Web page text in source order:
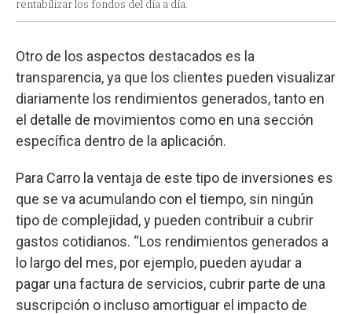
rentabilizar los fondos del día a día.
Otro de los aspectos destacados es la
transparencia, ya que los clientes pueden visualizar
diariamente los rendimientos generados, tanto en
el detalle de movimientos como en una sección
específica dentro de la aplicación.
Para Carro la ventaja de este tipo de inversiones es
que se va acumulando con el tiempo, sin ningún
tipo de complejidad, y pueden contribuir a cubrir
gastos cotidianos. “Los rendimientos generados a
lo largo del mes, por ejemplo, pueden ayudar a
pagar una factura de servicios, cubrir parte de una
suscripción o incluso amortiguar el impacto de